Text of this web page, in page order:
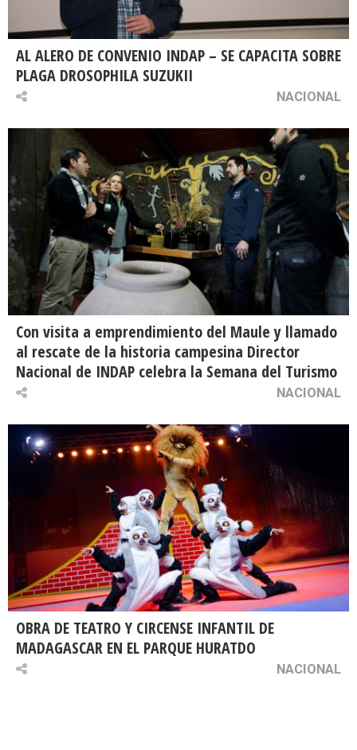
AL ALERO DE CONVENIO INDAP – SE CAPACITA SOBRE
PLAGA DROSOPHILA SUZUKII
NACIONAL
Con visita a emprendimiento del Maule y llamado
al rescate de la historia campesina Director
Nacional de INDAP celebra la Semana del Turismo
NACIONAL
OBRA DE TEATRO Y CIRCENSE INFANTIL DE
MADAGASCAR EN EL PARQUE HURATDO
NACIONAL